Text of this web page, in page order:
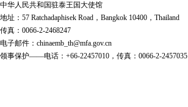
中华人民共和国驻泰王国大使馆
地址：57 Ratchadaphisek Road，Bangkok 10400，Thailand
传真：0066-2-2468247
电子邮件：chinaemb_th@mfa.gov.cn
领事保护——电话：+66-22457010，传真：0066-2-2457035